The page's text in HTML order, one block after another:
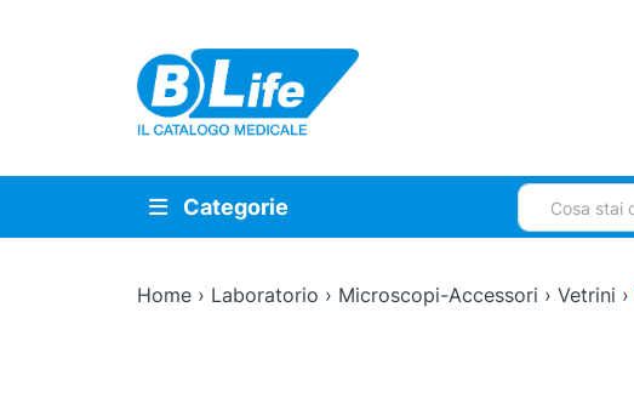
Vai al contenuto principale
Categorie Cerca:
Home› Laboratorio › Microscopi-Accessori › Vetrini ›